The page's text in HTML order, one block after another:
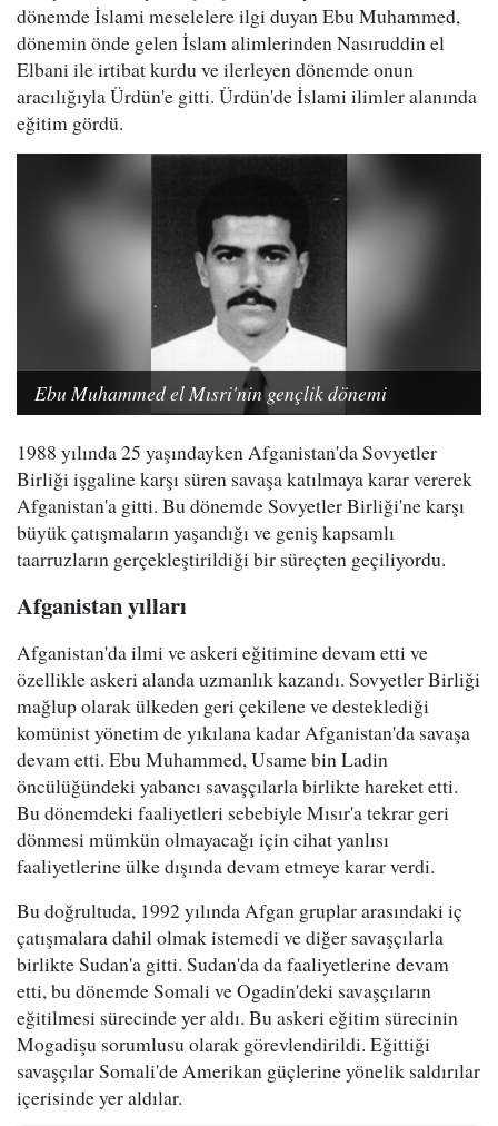
dönemde İslami meselelere ilgi duyan Ebu Muhammed,
dönemin önde gelen İslam alimlerinden Nasıruddin el
Elbani ile irtibat kurdu ve ilerleyen dönemde onun
aracılığıyla Ürdün'e gitti. Ürdün'de İslami ilimler alanında
eğitim gördü.
Ebu Muhammed el Mısri'nin gençlik dönemi
1988 yılında 25 yaşındayken Afganistan'da Sovyetler
Birliği işgaline karşı süren savaşa katılmaya karar vererek
Afganistan'a gitti. Bu dönemde Sovyetler Birliği'ne karşı
büyük çatışmaların yaşandığı ve geniş kapsamlı
taarruzların gerçekleştirildiği bir süreçten geçiliyordu.
Afganistan yılları
Afganistan'da ilmi ve askeri eğitimine devam etti ve
özellikle askeri alanda uzmanlık kazandı. Sovyetler Birliği
mağlup olarak ülkeden geri çekilene ve desteklediği
komünist yönetim de yıkılana kadar Afganistan'da savaşa
devam etti. Ebu Muhammed, Usame bin Ladin
öncülüğündeki yabancı savaşçılarla birlikte hareket etti.
Bu dönemdeki faaliyetleri sebebiyle Mısır'a tekrar geri
dönmesi mümkün olmayacağı için cihat yanlısı
faaliyetlerine ülke dışında devam etmeye karar verdi.
Bu doğrultuda, 1992 yılında Afgan gruplar arasındaki iç
çatışmalara dahil olmak istemedi ve diğer savaşçılarla
birlikte Sudan'a gitti. Sudan'da da faaliyetlerine devam
etti, bu dönemde Somali ve Ogadin'deki savaşçıların
eğitilmesi sürecinde yer aldı. Bu askeri eğitim sürecinin
Mogadişu sorumlusu olarak görevlendirildi. Eğittiği
savaşçılar Somali'de Amerikan güçlerine yönelik saldırılar
içerisinde yer aldılar.